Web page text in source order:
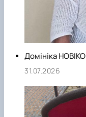
Домініка
31.07.2026